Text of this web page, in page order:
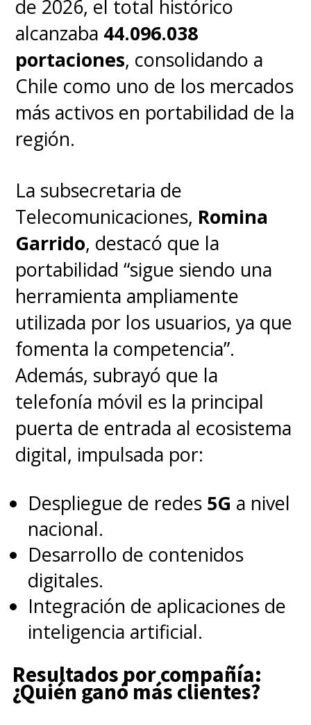
de 2026, el total histórico
alcanzaba 44.096.038
portaciones, consolidando a
Chile como uno de los mercados
más activos en portabilidad de la
región.
La subsecretaria de
Telecomunicaciones, Romina
Garrido, destacó que la
portabilidad “sigue siendo una
herramienta ampliamente
utilizada por los usuarios, ya que
fomenta la competencia”.
Además, subrayó que la
telefonía móvil es la principal
puerta de entrada al ecosistema
digital, impulsada por:
Despliegue de redes 5G a nivel
nacional.
Desarrollo de contenidos
digitales.
Integración de aplicaciones de
inteligencia artificial.
Resultados por compañía:
¿Quién ganó más clientes?